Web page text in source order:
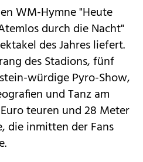
WM-Hymne "Heute
durch die Nacht"
des Jahres liefert.
des Stadions, fünf
würdige Pyro-Show,
und Tanz am
teuren und 28 Meter
die inmitten der Fans